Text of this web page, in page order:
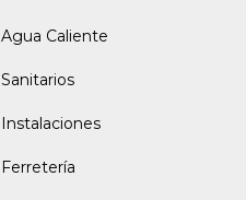
Agua Caliente
Sanitarios
Instalaciones
Ferretería